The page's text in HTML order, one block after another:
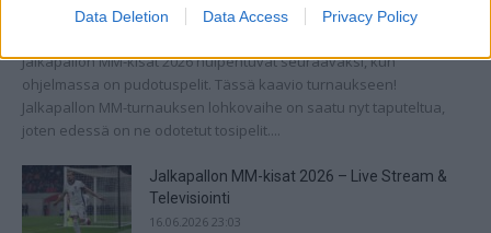
Data Deletion Data Access Privacy Policy
Jalkapallon MM-kisat 2026 huipentuvat seuraavaksi, kun
ohjelmassa on pudotuspelit. Tässä kaavio turnaukseen!
Jalkapallon MM-turnauksen lohkovaihe on saatu nyt taputeltua,
joten edessä on ne odotetut tosipelit....
Jalkapallon MM-kisat 2026 – Live Stream &
Televisiointi
16.06.2026 23:03